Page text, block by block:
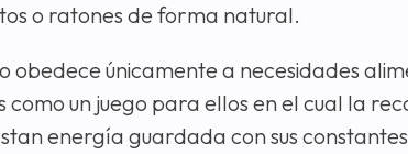
o ratones de forma natural.
obedece únicamente a necesidades
como un juego para ellos en el cual la
energía guardada con sus constantes